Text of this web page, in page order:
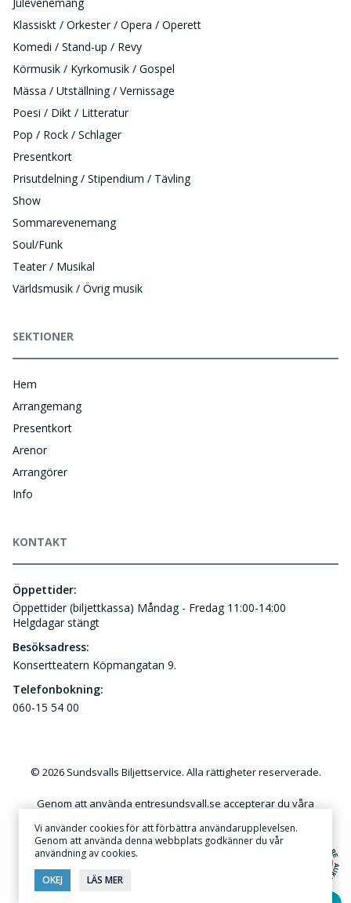
Klassiskt / Orkester / Opera / Operett
Komedi / Stand-up / Revy
Körmusik / Kyrkomusik / Gospel
Mässa / Utställning / Vernissage
Poesi / Dikt / Litteratur
Pop / Rock / Schlager
Presentkort
Prisutdelning / Stipendium / Tävling
Show
Sommarevenemang
Soul/Funk
Teater / Musikal
Världsmusik / Övrig musik
SEKTIONER
Hem
Arrangemang
Presentkort
Arenor
Arrangörer
Info
KONTAKT
Öppettider:
Öppettider (biljettkassa) Måndag - Fredag 11:00-14:00
Helgdagar stängt
Besöksadress:
Konsertteatern Köpmangatan 9.
Telefonbokning:
060-15 54 00
© 2026 Sundsvalls Biljettservice. Alla rättigheter reserverade.
Genom att använda entresundsvall.se accepterar du våra
innehållet på denna webbplats utan skriftlig tillåtelse är förbjudet.
Vi använder cookies för att förbättra användarupplevelsen.
Genom att använda denna webbplats godkänner du vår
användning av cookies.
OKEJ
LÄS MER